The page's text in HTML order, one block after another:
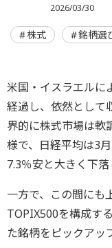
2026/03/30
株式 銘柄選
米国・イスラエルに
経過し、依然として
界的に株式市場は軟
様で、日経平均は3
7.3％安と大きく下落
一方で、この間にも
TOPIX500を構成す
た銘柄をピックアッ